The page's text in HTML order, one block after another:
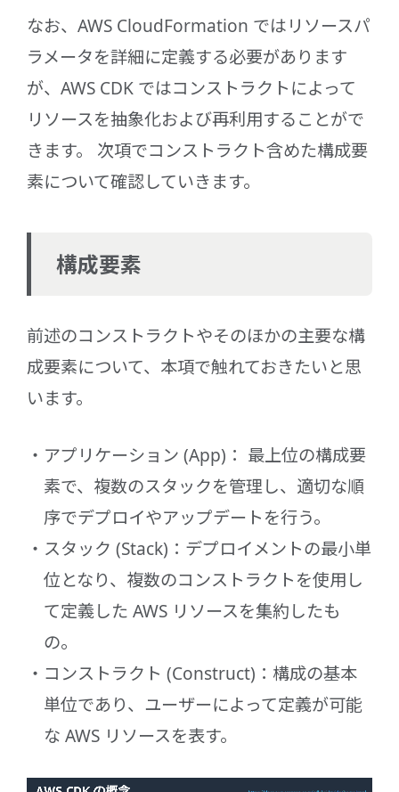
なお、AWS CloudFormation ではリソースパ
ラメータを詳細に定義する必要があります
が、AWS CDK ではコンストラクトによって
リソースを抽象化および再利⽤することがで
きます。 次項でコンストラクト含めた構成要
素について確認していきます。
構成要素
前述のコンストラクトやそのほかの主要な構
成要素について、本項で触れておきたいと思
います。
アプリケーション (App)： 最上位の構成要
素で、複数のスタックを管理し、適切な順
序でデプロイやアップデートを行う。
スタック (Stack)：デプロイメントの最小単
位となり、複数のコンストラクトを使用し
て定義した AWS リソースを集約したも
の。
コンストラクト (Construct)：構成の基本
単位であり、ユーザーによって定義が可能
な AWS リソースを表す。